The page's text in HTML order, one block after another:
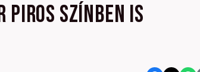
piros színben is